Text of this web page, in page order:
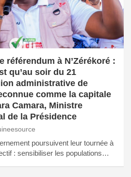
référendum à N’Zérékoré :
qu’au soir du 21
administrative de
comme la capitale
Camara, Ministre
de la Présidence
poursuivent leur tournée à
: sensibiliser les populations…